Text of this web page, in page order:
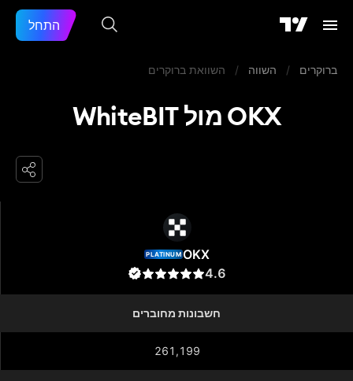
התחל
ברוקרים / השווה / השוואת ברוקרים
OKX מול WhiteBIT
OKX
PLATINUM
4.6
חשבונות מחוברים
261,199